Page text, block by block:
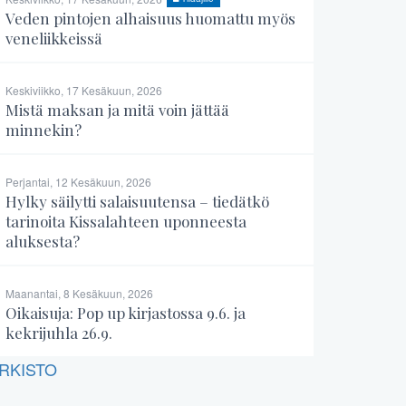
Veden pintojen alhaisuus huomattu myös
veneliikkeissä
Keskiviikko, 17 Kesäkuun, 2026
Mistä maksan ja mitä voin jättää
minnekin?
Perjantai, 12 Kesäkuun, 2026
Hylky säilytti salaisuutensa – tiedätkö
tarinoita Kissalahteen uponneesta
aluksesta?
Maanantai, 8 Kesäkuun, 2026
Oikaisuja: Pop up kirjastossa 9.6. ja
kekrijuhla 26.9.